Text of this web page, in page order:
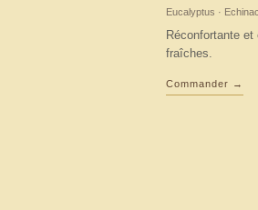
Eucalyptus ·
Réconfortante
fraîches.
Commander →